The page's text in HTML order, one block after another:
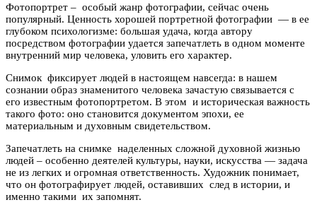
Фотопортрет – особый жанр фотографии, сейчас очень
популярный. Ценность хорошей портретной фотографии — в ее
глубоком психологизме: большая удача, когда автору
посредством фотографии удается запечатлеть в одном моменте
внутренний мир человека, уловить его характер.
Снимок фиксирует людей в настоящем навсегда: в нашем
сознании образ знаменитого человека зачастую связывается с
его известным фотопортретом. В этом и историческая важность
такого фото: оно становится документом эпохи, ее
материальным и духовным свидетельством.
Запечатлеть на снимке наделенных сложной духовной жизнью
людей – особенно деятелей культуры, науки, искусства — задача
не из легких и огромная ответственность. Художник понимает,
что он фотографирует людей, оставивших след в истории, и
именно такими их запомнят.